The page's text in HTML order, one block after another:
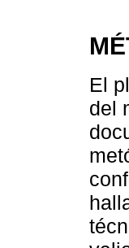
El
del